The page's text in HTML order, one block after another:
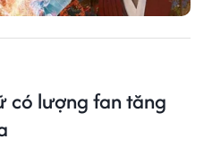
có lượng fan tăng